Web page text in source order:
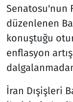
Senatosu'nun
düzenlenen
konuştuğu
enflasyon
İran Dışişleri